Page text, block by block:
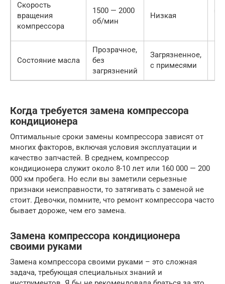
Скорость
вращения
компрессора
1500 — 2000
об/мин
Низкая
Состояние масла
Прозрачное,
без
загрязнений
Загрязненное,
с примесями
Когда требуется замена компрессора
кондиционера
Оптимальные сроки замены компрессора зависят от
многих факторов, включая условия эксплуатации и
качество запчастей. В среднем, компрессор
кондиционера служит около 8-10 лет или 160 000 — 200
000 км пробега. Но если вы заметили серьезные
признаки неисправности, то затягивать с заменой не
стоит. Девочки, помните, что ремонт компрессора часто
бывает дороже, чем его замена.
Замена компрессора кондиционера
своими руками
Замена компрессора своими руками – это сложная
задача, требующая специальных знаний и